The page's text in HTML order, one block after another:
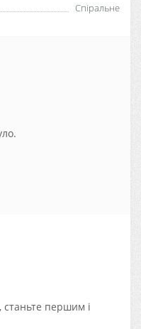
Спіральне
першим і